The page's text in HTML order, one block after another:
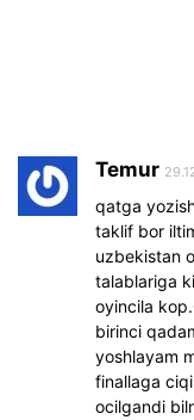
Temur
qatga
taklif bor
uzbekistan
talablariga
oyincila
birinci
yoshlayam
finallaga
ocilgandi